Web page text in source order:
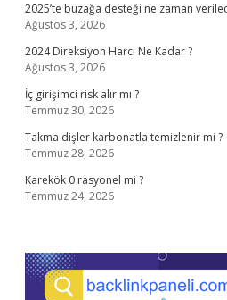
2025’te buzağa desteği ne zaman
Ağustos 3, 2026
2024 Direksiyon Harcı Ne Kadar ?
Ağustos 3, 2026
İç girişimci risk alır mı ?
Temmuz 30, 2026
Takma dişler karbonatla temizlenir mi ?
Temmuz 28, 2026
Karekök 0 rasyonel mi ?
Temmuz 24, 2026